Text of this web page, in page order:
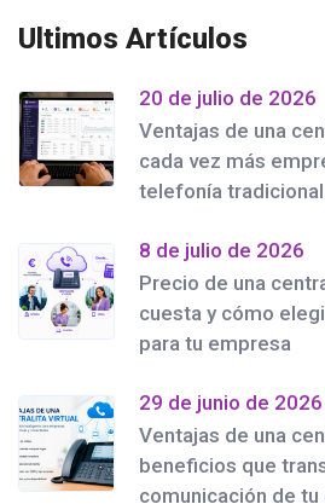
Ultimos Artículos
20 de julio de 2026
Ventajas de una
cada vez más
telefonía tradicional
8 de julio de 2026
Precio de una
cuesta y cómo
para tu empresa
29 de junio de 2026
Ventajas de una
beneficios que
comunicación de